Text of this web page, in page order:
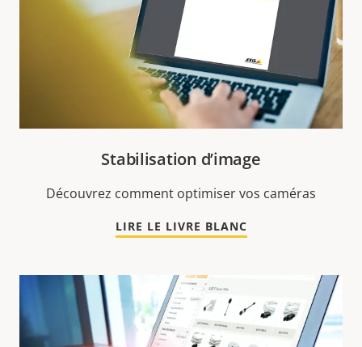
Stabilisation d’image
Découvrez comment optimiser vos caméras
LIRE LE LIVRE BLANC